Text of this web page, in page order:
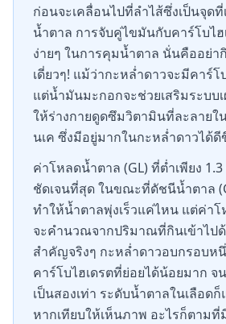
ก่อนจะเคลื่อนไปที่ลำไส้ซึ่งเป็นจุด
น้ำตาล การจับคู่ไขมันกับคาร์โบไฮ
ง่ายๆ ในการคุมน้ำตาล นั่นคืออย่า
เดี่ยวๆ! แม้ว่ากะหล่ำดาวจะมีคาร์โ
แต่น้ำมันมะกอกจะช่วยเสริมระบบ
ให้ร่างกายดูดซึมวิตามินที่ละลายใ
นเค ซึ่งมีอยู่มากในกะหล่ำดาวได้ดี
ค่าโหลดน้ำตาล (GL) ที่ต่ำเพียง
ชัดเจนที่สุด ในขณะที่ดัชนีน้ำตาล
ทำให้น้ำตาลพุ่งเร็วแค่ไหน แต่ค่าโ
จะคำนวณจากปริมาณที่กินเข้าไป
สำคัญจริงๆ กะหล่ำดาวอบกรอบห
คาร์โบไฮเดรตที่ย่อยได้น้อยมาก
เป็นสองเท่า ระดับน้ำตาลในเลือด
หากเทียบให้เห็นภาพ อะไรก็ตามที่